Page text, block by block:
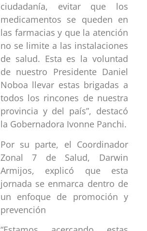
ciudadanía, evitar que los
medicamentos se queden en
las farmacias y que la atención
no se limite a las instalaciones
de salud. Esta es la voluntad
de nuestro Presidente Daniel
Noboa llevar estas brigadas a
todos los rincones de nuestra
provincia y del país”, destacó
la Gobernadora Ivonne Panchi.
Por su parte, el Coordinador
Zonal 7 de Salud, Darwin
Armijos, explicó que esta
jornada se enmarca dentro de
un enfoque de promoción y
prevención